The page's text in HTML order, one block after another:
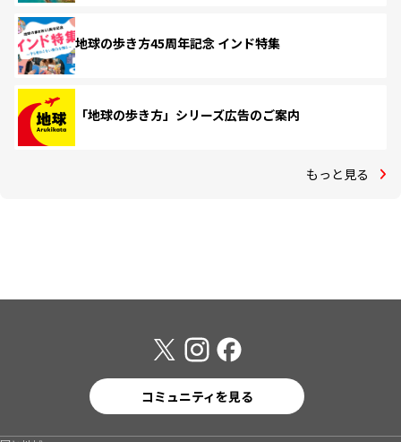
地球の歩き方45周年記念 インド特集
「地球の歩き方」シリーズ広告のご案内
もっと見る
コミュニティを見る